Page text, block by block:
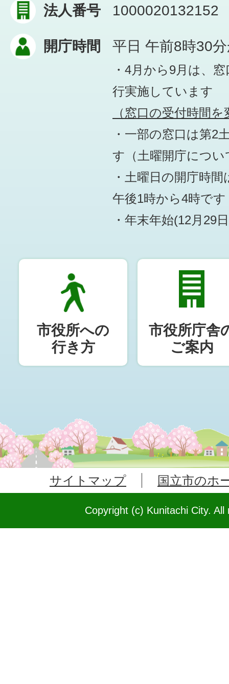
法人番号 1000020132152
開庁時間 平日 午前8時30
・4月から9月は、
行実施しています
（窓口の受付時間
・一部の窓口は第2
す （土曜開庁につ
・土曜日の開庁時
午後1時から4時です
・年末年始(12月29
市役所への
行き方
市役所庁舎
ご案内
サイトマップ 国立市のホ
Copyright (c) Kunitachi City.